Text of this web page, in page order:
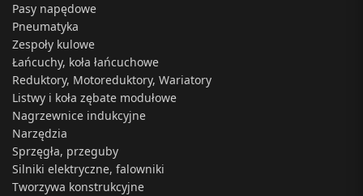
Pasy napędowe
Pneumatyka
Zespoły kulowe
Łańcuchy, koła łańcuchowe
Reduktory, Motoreduktory, Wariatory
Listwy i koła zębate modułowe
Nagrzewnice indukcyjne
Narzędzia
Sprzęgła, przeguby
Silniki elektryczne, falowniki
Tworzywa konstrukcyjne